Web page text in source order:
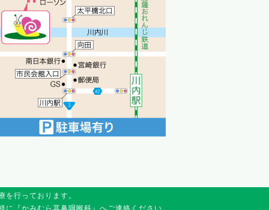
行っております。
『かみむら耳鼻咽喉科』へご連絡ください。